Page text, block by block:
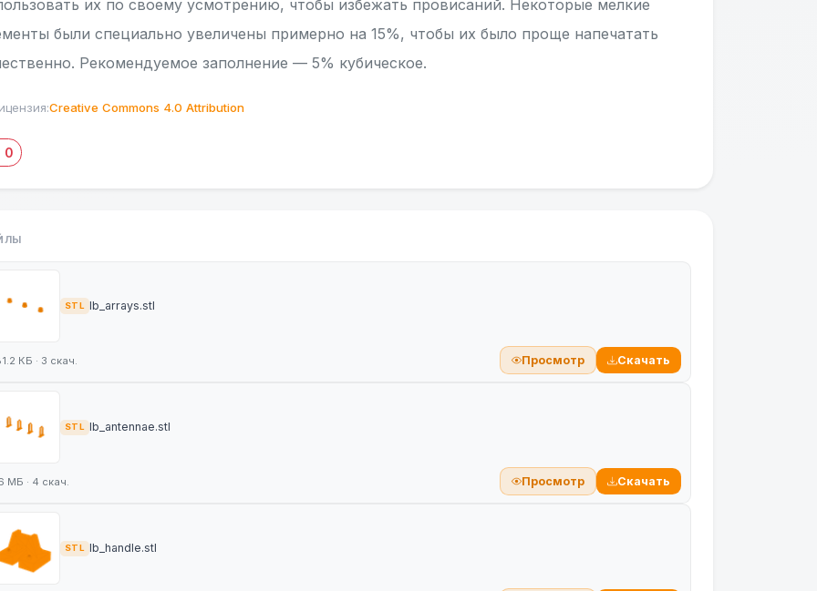
их по своему усмотрению, чтобы избежать провисаний. Некоторые мелкие
были специально увеличены примерно на 15%, чтобы их было проще напечатать
Рекомендуемое заполнение — 5% кубическое.
Creative Commons 4.0 Attribution
0
STL lb_arrays.stl
КБ · 3 скач. Просмотр Скачать
STL lb_antennae.stl
МБ · 4 скач. Просмотр Скачать
STL lb_handle.stl